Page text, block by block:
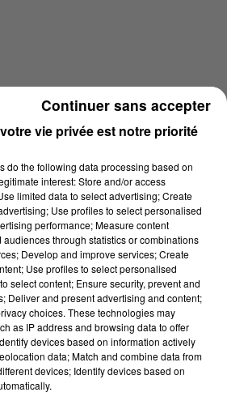
19 sec)
du Tarn et Garonne
vie privée est notre priorité
do the following data processing based on
interest: Store and/or access
limited data to select advertising; Create
Use profiles to select personalised
performance; Measure content
through statistics or combinations
Develop and improve services; Create
Use profiles to select personalised
select content; Ensure security, prevent and
Deliver and present advertising and content;
choices. These technologies may
as IP address and browsing data to offer
devices based on information actively
data; Match and combine data from
devices; Identify devices based on
Continuer sans accepter